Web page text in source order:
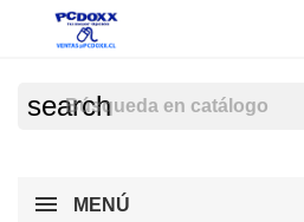
search
MENÚ